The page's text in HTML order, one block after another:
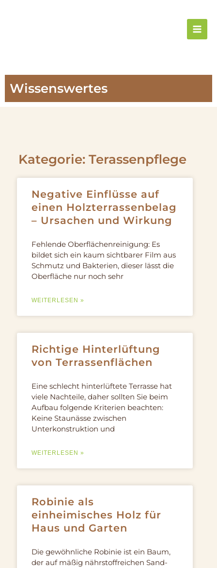
Wissenswertes
Kategorie: Terassenpflege
Negative Einflüsse auf
einen Holzterrassenbelag
– Ursachen und Wirkung
Fehlende Oberflächenreinigung: Es
bildet sich ein kaum sichtbarer Film aus
Schmutz und Bakterien, dieser lässt die
Oberfläche nur noch sehr
WEITERLESEN »
Richtige Hinterlüftung
von Terrassenflächen
Eine schlecht hinterlüftete Terrasse hat
viele Nachteile, daher sollten Sie beim
Aufbau folgende Kriterien beachten:
Keine Staunässe zwischen
Unterkonstruktion und
WEITERLESEN »
Robinie als
einheimisches Holz für
Haus und Garten
Die gewöhnliche Robinie ist ein Baum,
der auf mäßig nährstoffreichen Sand-